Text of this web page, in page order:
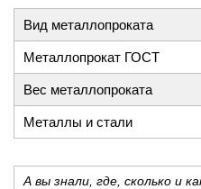
Вид металлопроката
Металлопрокат ГОСТ
Вес металлопроката
Металлы и стали
А вы знали, где, сколько и